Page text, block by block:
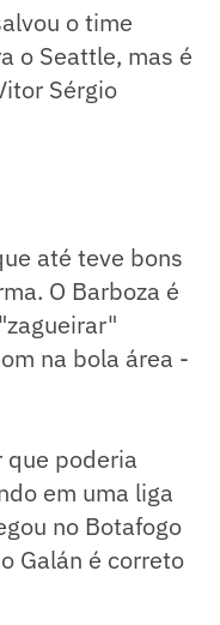
o time
o Seattle, mas é
Sérgio
até teve bons
O Barboza é
na bola área -
que poderia
em uma liga
no Botafogo
Galán é correto